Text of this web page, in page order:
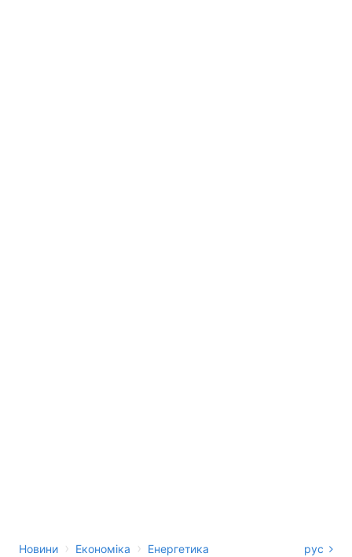
Новини › Економіка › Енергетика рус